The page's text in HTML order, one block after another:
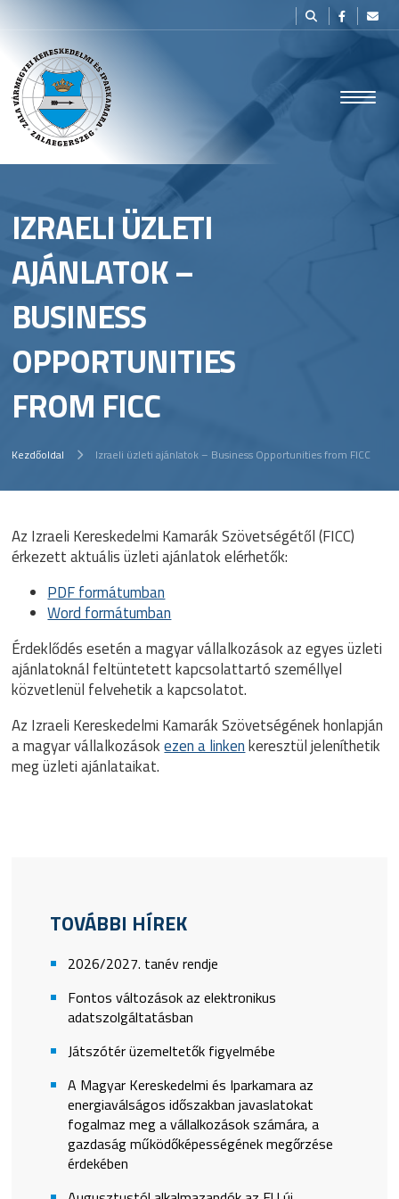
IZRAELI ÜZLETI
AJÁNLATOK –
BUSINESS
OPPORTUNITIES
FROM FICC
Kezdőoldal Izraeli üzleti ajánlatok – Business Opportunities from FICC
Az Izraeli Kereskedelmi Kamarák Szövetségétől (FICC)
érkezett aktuális üzleti ajánlatok elérhetők:
PDF formátumban
Word formátumban
Érdeklődés esetén a magyar vállalkozások az egyes üzleti
ajánlatoknál feltüntetett kapcsolattartó személlyel
közvetlenül felvehetik a kapcsolatot.
Az Izraeli Kereskedelmi Kamarák Szövetségének honlapján
a magyar vállalkozásokezen a linkenkeresztül jeleníthetik
meg üzleti ajánlataikat.
TOVÁBBI HÍREK
2026/2027. tanév rendje
Fontos változások az elektronikus
adatszolgáltatásban
Játszótér üzemeltetők figyelmébe
A Magyar Kereskedelmi és Iparkamara az
energiaválságos időszakban javaslatokat
fogalmaz meg a vállalkozások számára, a
gazdaság működőképességének megőrzése
érdekében